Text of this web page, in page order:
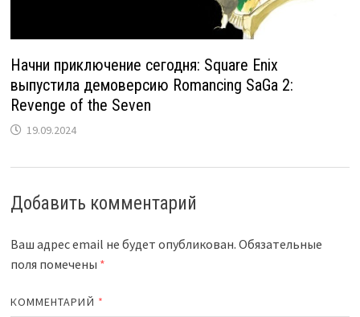
Начни приключение сегодня: Square Enix
выпустила демоверсию Romancing SaGa 2:
Revenge of the Seven
19.09.2024
Добавить комментарий
Ваш адрес email не будет опубликован. Обязательные
поля помечены *
КОММЕНТАРИЙ *